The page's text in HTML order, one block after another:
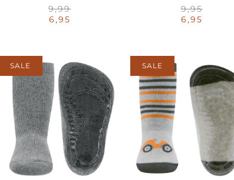
9,99
6,95
9,95
6,95
SALE SALE